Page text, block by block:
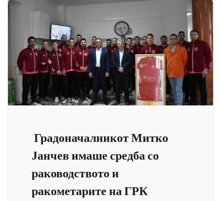
Градоначалникот Митко
Јанчев имаше средба со
раководството и
ракометарите на ГРК